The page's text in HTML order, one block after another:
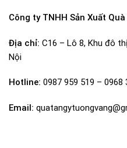
Công ty TNHH Sản Xuất
Địa chỉ: C16 – Lô 8, Khu đô
Nội
Hotline: 0987 959 519 – 0968
Email: